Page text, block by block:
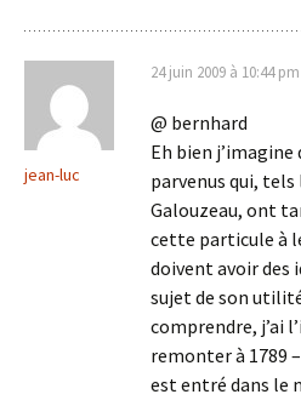
jean-luc
24 juin 2009 à 10:44 pm
@ bernhard
Eh bien
parvenus qui, tels
Galouzeau, ont
cette particule à
doivent avoir des
sujet de son
comprendre, j’ai
remonter à 1789
est entré dans le